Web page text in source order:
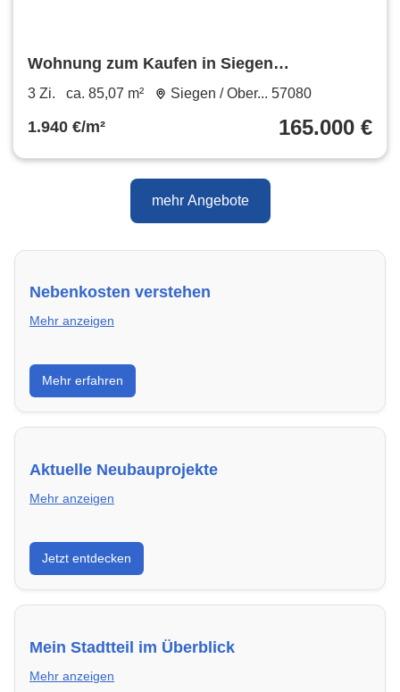
Wohnung zum Kaufen in Siegen
Oberschelden 165.000 € 85.07 m²
3 Zi. ca. 85,07 m² Siegen / Ober... 57080
1.940 €/m² 165.000 €
mehr Angebote
Nebenkosten verstehen
Mehr anzeigen
Erfahre, welche Nebenkosten rechtmäßig sind und
wie du deine monatliche Belastung optimieren
kannst.
Mehr erfahren
Aktuelle Neubauprojekte
Mehr anzeigen
Entdecke Neubauprojekte in Siegen – modern,
energieeffizient und sofort bezugsfertig.
Jetzt entdecken
Mein Stadtteil im Überblick
Mehr anzeigen